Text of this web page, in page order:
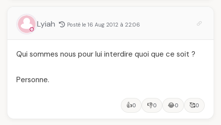
Lyiah Posté le 16 Aug 2012 à 22:06
Qui sommes nous pour lui interdire quoi que ce soit ?
Personne.
👍0 👎0 😂0 🥰0